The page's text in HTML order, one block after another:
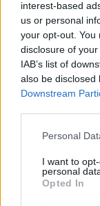
interest-based
us or personal
your opt-out. You
disclosure of
IAB’s list of
also be disclosed
Downstream
Personal
I want to
personal
Opted In